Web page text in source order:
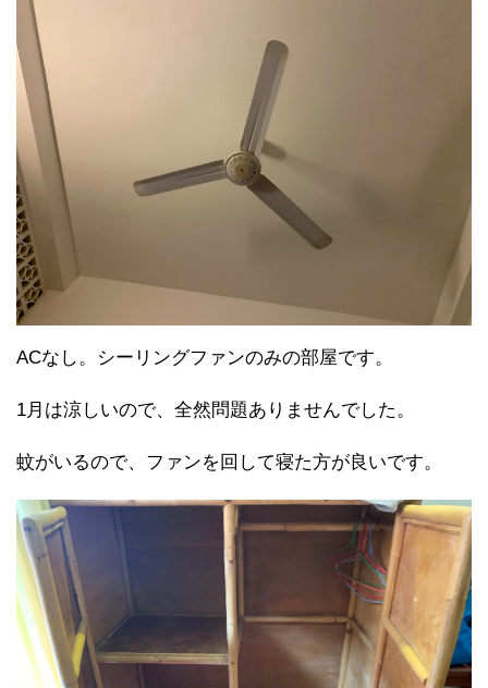
ACなし。シーリングファンのみの部屋です。
1月は涼しいので、全然問題ありませんでした。
蚊がいるので、ファンを回して寝た方が良いです。